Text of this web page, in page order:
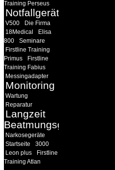
Training Perseus
Notfallgeräte
V500
Die Firma
18Medical
Elisa
800
Seminare
Firstline Training
Primus
Firstline
Training Fabius
Messingadapter
Monitoring
Wartung
Reparatur
Langzeit
Beatmungsgeräte
Narkosegeräte
Startseite
3000
Leon plus
Firstline
Training Atlan